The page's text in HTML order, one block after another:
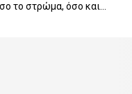
το στρώμα, όσο και...